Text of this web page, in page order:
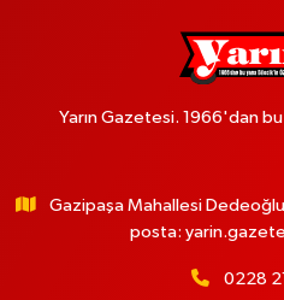
Yarın Gazetesi. 1966'dan
Gazipaşa Mahallesi
posta:
0228